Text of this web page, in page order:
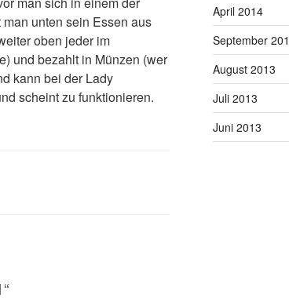
unten sein Essen aus
oben jeder im
und bezahlt in Münzen (wer
kann bei der Lady
scheint zu funktionieren.
April 2014
September
August 2013
Juli 2013
Juni 2013